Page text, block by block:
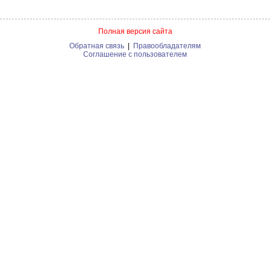
Полная версия сайта
Обратная связь | Правообладателям
Соглашение с пользователем